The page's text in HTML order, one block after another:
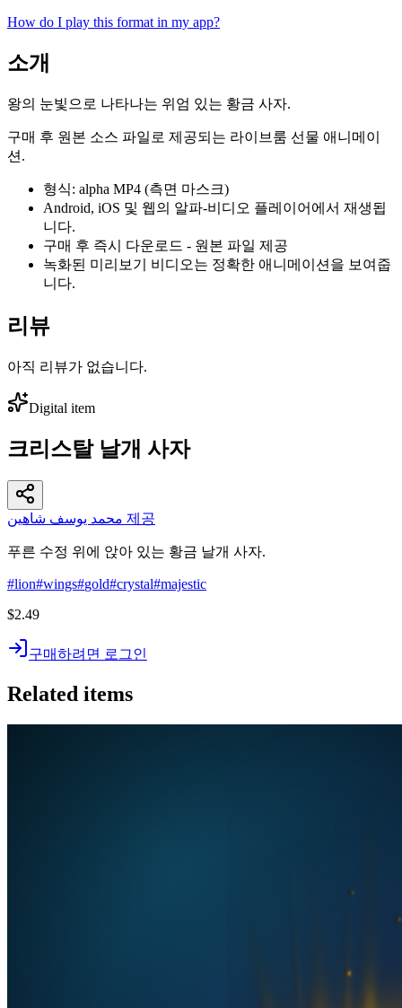
How do I play this format in my app?
소개
왕의 눈빛으로 나타나는 위엄 있는 황금 사자.
구매 후 원본 소스 파일로 제공되는 라이브룸 선물 애니메이
션.
형식: alpha MP4 (측면 마스크)
Android, iOS 및 웹의 알파-비디오 플레이어에서 재생됩
니다.
구매 후 즉시 다운로드 - 원본 파일 제공
녹화된 미리보기 비디오는 정확한 애니메이션을 보여줍
니다.
리뷰
아직 리뷰가 없습니다.
Digital item
크리스탈 날개 사자
محمد يوسف شاهين 제공
푸른 수정 위에 앉아 있는 황금 날개 사자.
#lion#wings#gold#crystal#majestic
$2.49
구매하려면 로그인
Related items